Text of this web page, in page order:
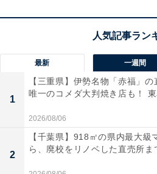
最新 一週間
1
【三重県】伊勢名物「赤福」
唯一のコメダ大判焼き店も！
2026/08/06
2
【千葉県】918㎡の県内最大級
ら、廃校をリノベした直売所